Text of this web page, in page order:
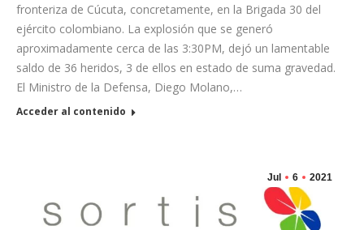
fronteriza de Cúcuta, concretamente, en la Brigada 30 del
ejército colombiano. La explosión que se generó
aproximadamente cerca de las 3:30PM, dejó un lamentable
saldo de 36 heridos, 3 de ellos en estado de suma gravedad.
El Ministro de la Defensa, Diego Molano,…
Acceder al contenido
Jul 6 2021